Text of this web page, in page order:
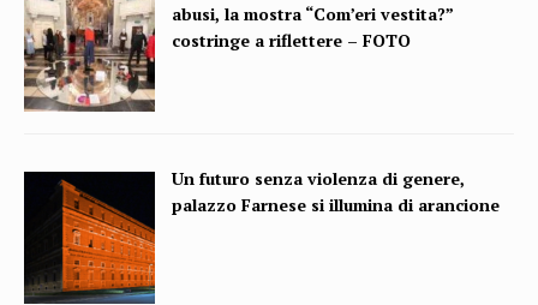
abusi, la mostra “Com’eri vestita?”
costringe a riflettere – FOTO
Un futuro senza violenza di genere,
palazzo Farnese si illumina di arancione